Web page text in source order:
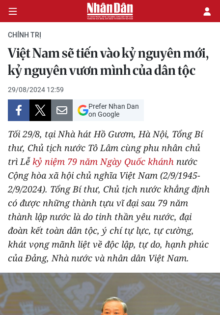
CHÍNH TRỊ
KINH TẾ
VĂN HÓA
XÃ HỘI
PHÁP LUẬT
DU LỊCH
THẾ GIỚI
THỂ THAO
GIÁO DỤC
Y TẾ
KHOA HỌC - CÔNG NGHỆ
CHÍNH TRỊ
Việt Nam sẽ tiến vào kỷ nguyên mới,
kỷ nguyên vươn mình của dân tộc
29/08/2024 12:59
Prefer Nhan Dan
on Google
Tối 29/8, tại Nhà hát Hồ Gươm, Hà Nội, Tổng Bí
thư, Chủ tịch nước Tô Lâm cùng phu nhân chủ
trì Lễ kỷ niệm 79 năm Ngày Quốc khánh nước
Cộng hòa xã hội chủ nghĩa Việt Nam (2/9/1945-
2/9/2024). Tổng Bí thư, Chủ tịch nước khẳng định
có được những thành tựu vĩ đại sau 79 năm
thành lập nước là do tinh thần yêu nước, đại
đoàn kết toàn dân tộc, ý chí tự lực, tự cường,
khát vọng mãnh liệt về độc lập, tự do, hạnh phúc
của Đảng, Nhà nước và nhân dân Việt Nam.